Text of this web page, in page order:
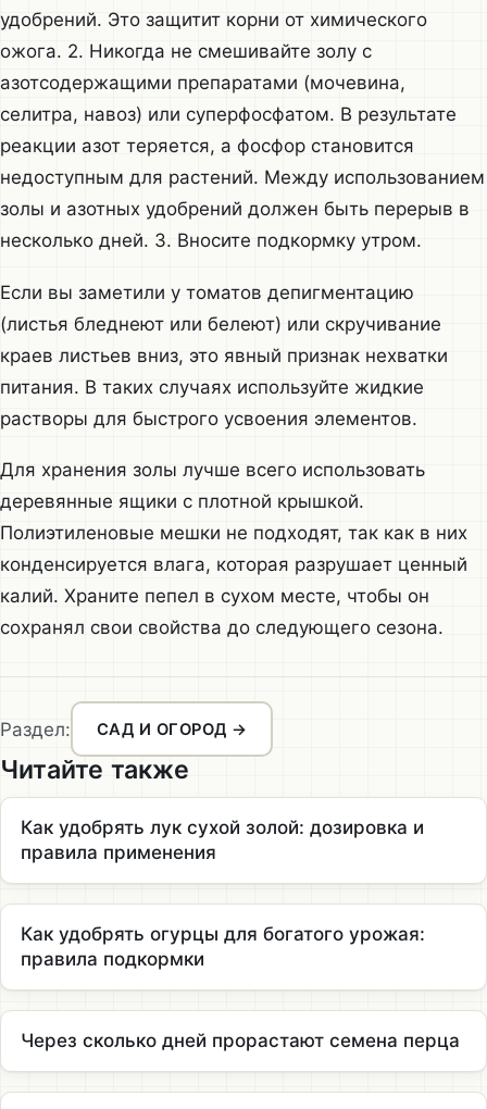
удобрений. Это защитит корни от химического
ожога. 2. Никогда не смешивайте золу с
азотсодержащими препаратами (мочевина,
селитра, навоз) или суперфосфатом. В результате
реакции азот теряется, а фосфор становится
недоступным для растений. Между использованием
золы и азотных удобрений должен быть перерыв в
несколько дней. 3. Вносите подкормку утром.
Если вы заметили у томатов депигментацию
(листья бледнеют или белеют) или скручивание
краев листьев вниз, это явный признак нехватки
питания. В таких случаях используйте жидкие
растворы для быстрого усвоения элементов.
Для хранения золы лучше всего использовать
деревянные ящики с плотной крышкой.
Полиэтиленовые мешки не подходят, так как в них
конденсируется влага, которая разрушает ценный
калий. Храните пепел в сухом месте, чтобы он
сохранял свои свойства до следующего сезона.
Раздел: САД И ОГОРОД →
Читайте также
Как удобрять лук сухой золой: дозировка и
правила применения
Как удобрять огурцы для богатого урожая:
правила подкормки
Через сколько дней прорастают семена перца